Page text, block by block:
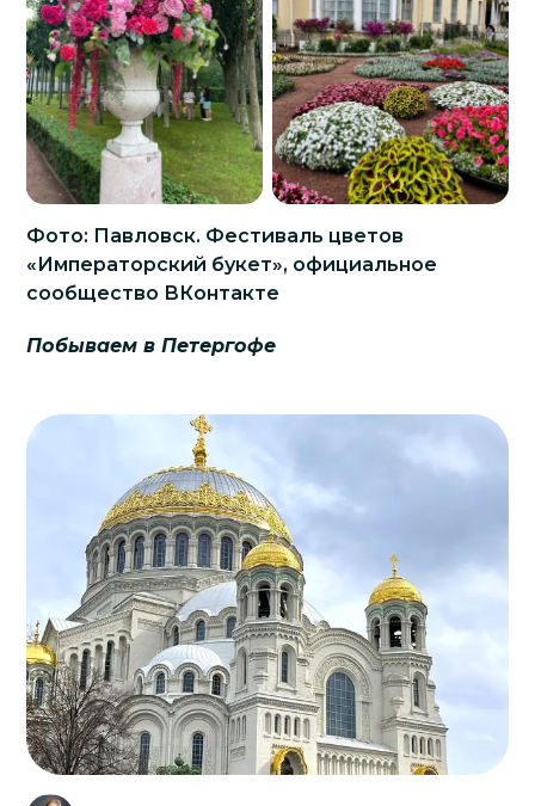
Фото: Павловск. Фестиваль цветов
«Императорский букет», официальное
сообщество ВКонтакте
Побываем в Петергофе